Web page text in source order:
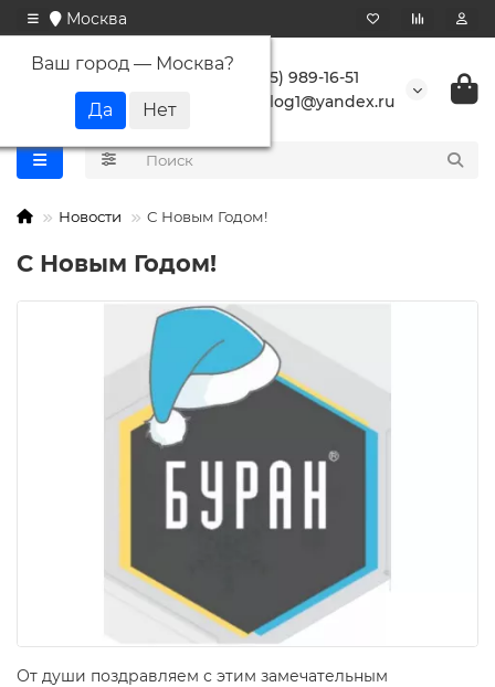
Москва
Ваш город — Москва?
+7 (495) 989-16-51
buranlog1@yandex.ru
Новости C Новым Годом!
C Новым Годом!
От души поздравляем с этим замечательным